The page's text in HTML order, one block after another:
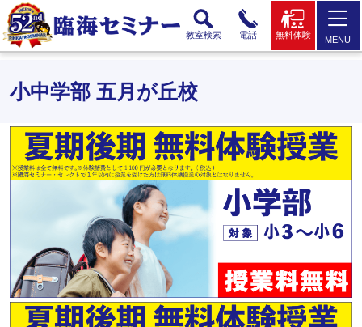
教室検索 電話 無料体験 MENU
小中学部 五月が丘校